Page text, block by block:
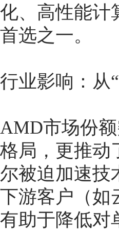
化、高性能计
首选之一。
行业影响：从
AMD市场份
格局，更推动
尔被迫加速技
下游客户（如
有助于降低对